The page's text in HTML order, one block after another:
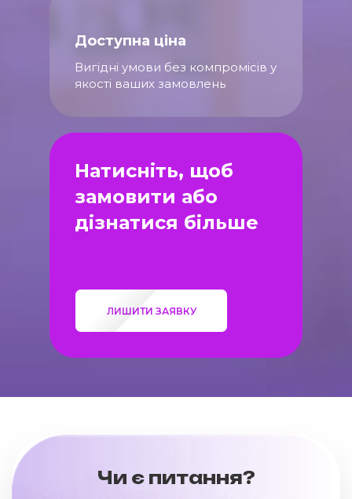
Доступна ціна
Вигідні умови без компромісів у
якості ваших замовлень
Натисніть, щоб
замовити або
дізнатися більше
ЛИШИТИ ЗАЯВКУ
Чи є питання?